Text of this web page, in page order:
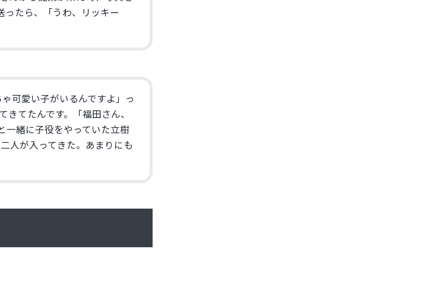
たら、「うわ、
リッキー
可愛い子がいるんですよ」っ
きてたんです。「福田さん、
一緒に子役をやっていた立樹
人が入ってきた。
あまりにも